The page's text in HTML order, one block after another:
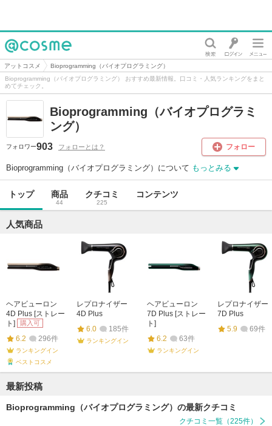
@cosme
アットコスメ
Bioprogramming（バイオプログラミング）
Bioprogramming（バイオプログラミング） おすすめ最新情報。口コミ・人気ランキングをまと
めてチェック。
Bioprogramming（バイオプログラミ
ング）
フォロワー903 フォローとは？ フォロー
Bioprogramming（バイオプログラミング）について もっとみる
トップ 商品
44
クチコミ
225
コンテンツ
人気商品
ヘアビューロン
4D Plus [ストレー
ト]
購入可
6.2 296件
ランキングイン
ベストコスメ
レプロナイザー
4D Plus
6.0
185件
ランキングイン
ヘアビューロン
7D Plus [ストレー
ト]
6.2
63件
ランキングイン
レプロナイザー
7D Plus
5.9
69件
最新投稿
Bioprogramming（バイオプログラミング）の最新クチコミ
クチコミ一覧（225件）